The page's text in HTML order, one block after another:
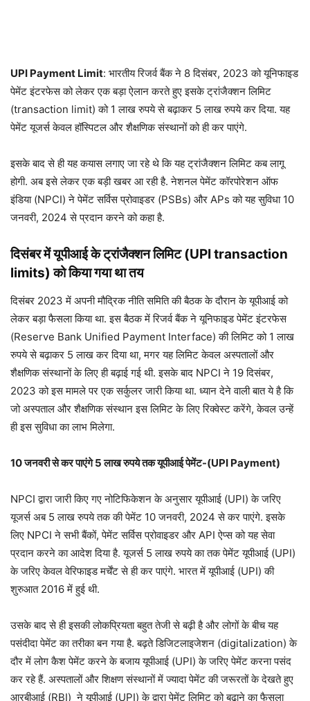
UPI Payment Limit: भारतीय रिजर्व बैंक ने 8 दिसंबर, 2023 को यूनिफाइड
पेमेंट इंटरफेस को लेकर एक बड़ा ऐलान करते हुए इसके ट्रांजैक्शन लिमिट
(transaction limit) को 1 लाख रुपये से बढ़ाकर 5 लाख रुपये कर दिया. यह
पेमेंट यूजर्स केवल हॉस्पिटल और शैक्षणिक संस्थानों को ही कर पाएंगे.
इसके बाद से ही यह कयास लगाए जा रहे थे कि यह ट्रांजैक्शन लिमिट कब लागू
होगी. अब इसे लेकर एक बड़ी खबर आ रही है. नेशनल पेमेंट कॉरपोरेशन ऑफ
इंडिया (NPCI) ने पेमेंट सर्विस प्रोवाइडर (PSBs) और APs को यह सुविधा 10
जनवरी, 2024 से प्रदान करने को कहा है.
दिसंबर में यूपीआई के ट्रांजैक्शन लिमिट (UPI transaction
limits)को किया गया था तय
दिसंबर 2023 में अपनी मौद्रिक नीति समिति की बैठक के दौरान के यूपीआई को
लेकर बड़ा फैसला किया था. इस बैठक में रिजर्व बैंक ने यूनिफाइड पेमेंट इंटरफेस
(Reserve Bank Unified Payment Interface) की लिमिट को 1 लाख
रुपये से बढ़ाकर 5 लाख कर दिया था, मगर यह लिमिट केवल अस्पतालों और
शैक्षणिक संस्थानों के लिए ही बढ़ाई गई थी. इसके बाद NPCI ने 19 दिसंबर,
2023 को इस मामले पर एक सर्कुलर जारी किया था. ध्यान देने वाली बात ये है कि
जो अस्पताल और शैक्षणिक संस्थान इस लिमिट के लिए रिक्वेस्ट करेंगे, केवल उन्हें
ही इस सुविधा का लाभ मिलेगा.
10 जनवरी से कर पाएंगे 5 लाख रुपये तक यूपीआई पेमेंट-(UPI Payment)
NPCI द्वारा जारी किए गए नोटिफिकेशन के अनुसार यूपीआई (UPI) के जरिए
यूजर्स अब 5 लाख रुपये तक की पेमेंट 10 जनवरी, 2024 से कर पाएंगे. इसके
लिए NPCI ने सभी बैंकों, पेमेंट सर्विस प्रोवाइडर और API ऐप्स को यह सेवा
प्रदान करने का आदेश दिया है. यूजर्स 5 लाख रुपये का तक पेमेंट यूपीआई (UPI)
के जरिए केवल वेरिफाइड मर्चेंट से ही कर पाएंगे. भारत में यूपीआई (UPI) की
शुरुआत 2016 में हुई थी.
उसके बाद से ही इसकी लोकप्रियता बहुत तेजी से बढ़ी है और लोगों के बीच यह
पसंदीदा पेमेंट का तरीका बन गया है. बढ़ते डिजिटलाइजेशन (digitalization) के
दौर में लोग कैश पेमेंट करने के बजाय यूपीआई (UPI) के जरिए पेमेंट करना पसंद
कर रहे हैं. अस्पतालों और शिक्षण संस्थानों में ज्यादा पेमेंट की जरूरतों के देखते हुए
आरबीआई (RBI) ने यूपीआई (UPI) के द्वारा पेमेंट लिमिट को बढ़ाने का फैसला